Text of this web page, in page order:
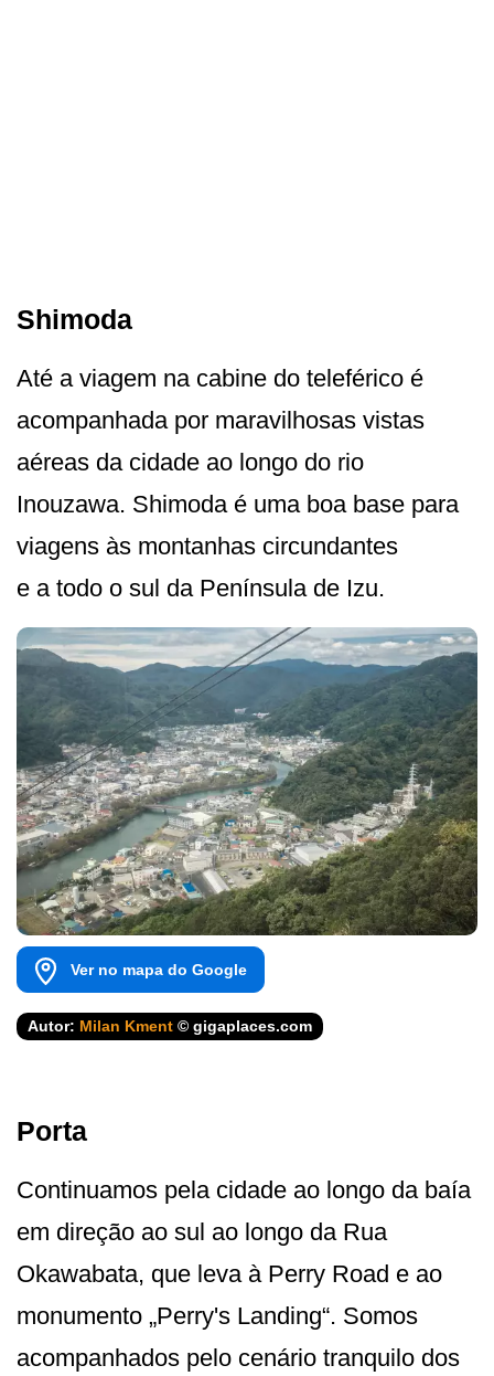
Shimoda
Até a viagem na cabine do teleférico é
acompanhada por maravilhosas vistas
aéreas da cidade ao longo do rio
Inouzawa. Shimoda é uma boa base para
viagens às montanhas circundantes
e a todo o sul da Península de Izu.
Ver no mapa do Google
Autor: Milan Kment © gigaplaces.com
Porta
Continuamos pela cidade ao longo da baía
em direção ao sul ao longo da Rua
Okawabata, que leva à Perry Road e ao
monumento „Perry's Landing“. Somos
acompanhados pelo cenário tranquilo dos